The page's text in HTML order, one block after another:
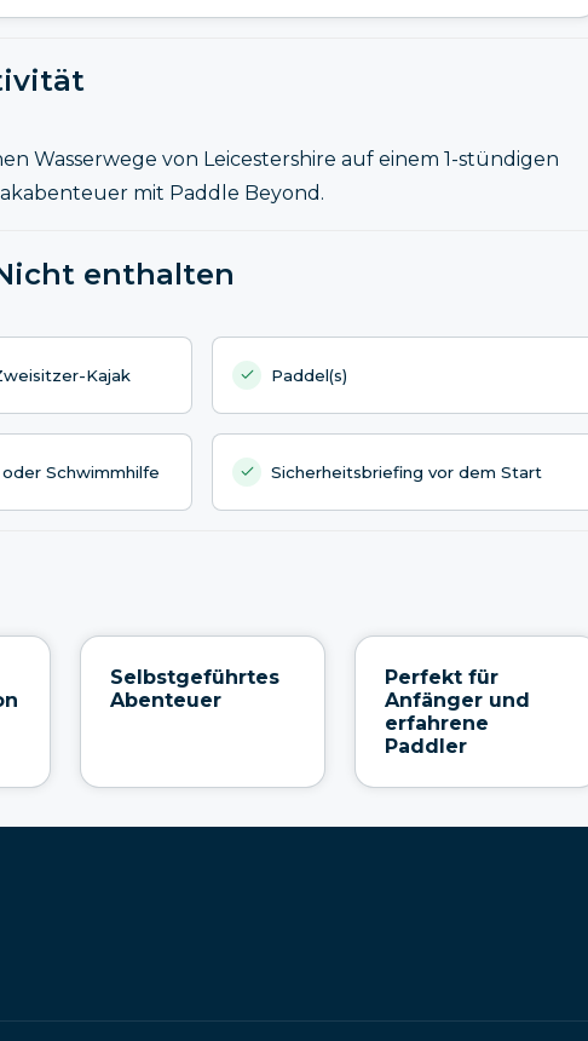
Wasserwege von Leicestershire auf einem 1-stündigen
mit Paddle Beyond.
enthalten
Kajak Paddel(s)
Schwimmhilfe Sicherheitsbriefing vor dem Start
Selbstgeführtes
Abenteuer
Perfekt für
Anfänger und
erfahrene
Paddler